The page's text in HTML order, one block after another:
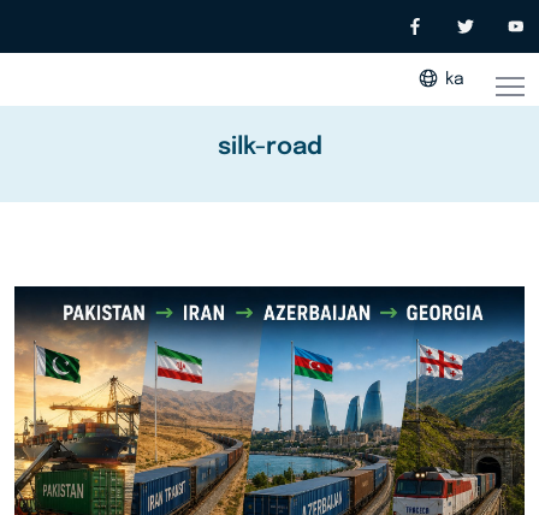
ka
silk-road